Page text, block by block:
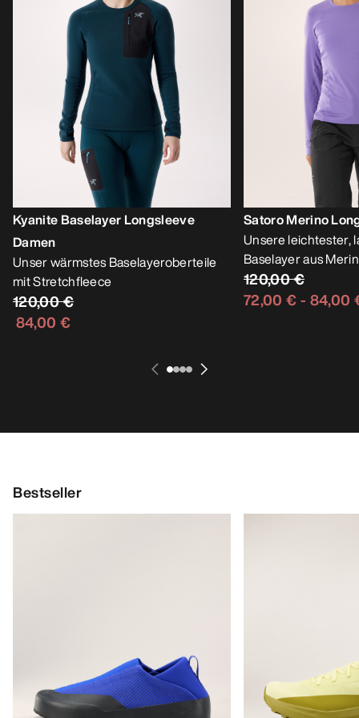
Kyanite Baselayer Longsleeve
Damen
Unser wärmstes Baselayeroberteile
mit Stretchfleece
120,00 €
84,00 €
Satoro Merino
Unsere leichtester,
Baselayer aus
120,00 €
72,00 €- 84,00
Bestseller